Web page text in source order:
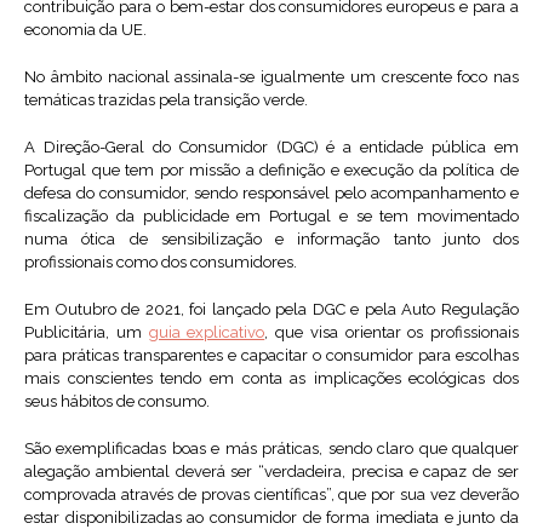
contribuição para o bem-estar dos consumidores europeus e para a
economia da UE.
No âmbito nacional assinala-se igualmente um crescente foco nas
temáticas trazidas pela transição verde.
A Direção-Geral do Consumidor (DGC) é a entidade pública em
Portugal que tem por missão a definição e execução da política de
defesa do consumidor, sendo responsável pelo acompanhamento e
fiscalização da publicidade em Portugal e se tem movimentado
numa ótica de sensibilização e informação tanto junto dos
profissionais como dos consumidores.
Em Outubro de 2021, foi lançado pela DGC e pela Auto Regulação
Publicitária, um guia explicativo, que visa orientar os profissionais
para práticas transparentes e capacitar o consumidor para escolhas
mais conscientes tendo em conta as implicações ecológicas dos
seus hábitos de consumo.
São exemplificadas boas e más práticas, sendo claro que qualquer
alegação ambiental deverá ser “verdadeira, precisa e capaz de ser
comprovada através de provas científicas”, que por sua vez deverão
estar disponibilizadas ao consumidor de forma imediata e junto da